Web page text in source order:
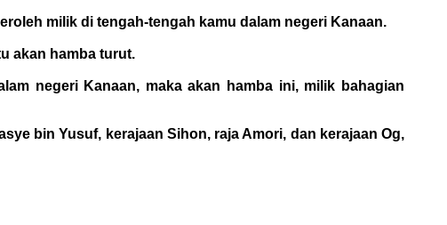
milik di tengah-tengah kamu dalam negeri Kanaan.
akan hamba turut.
negeri Kanaan, maka akan hamba ini, milik bahagian
bin Yusuf, kerajaan Sihon, raja Amori, dan kerajaan Og,